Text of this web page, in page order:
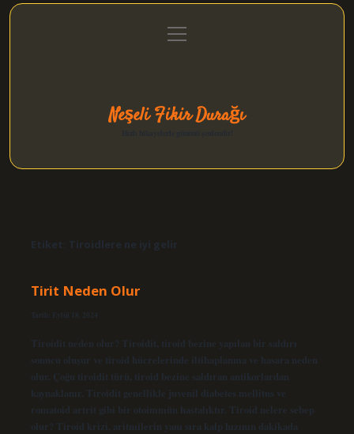
Gizlilik Politikası
menüyü
aç
Neşeli Fikir Durağı
Etiket: Tiroidlere ne iyi gelir
Tirit Neden Olur
Tarih: Eylül 18, 2024
Tiroidit neden olur? Tiroidit, tiroid bezine yapılan bir saldırı
sonucu oluşur ve tiroid hücrelerinde iltihaplanma ve hasara neden
olur. Çoğu tiroidit türü, tiroid bezine saldıran antikorlardan
kaynaklanır. Tiroidit genellikle juvenil diabetes mellitus ve
romatoid artrit gibi bir otoimmün hastalıktır. Tiroid nelere sebep
olur? Tiroid krizi, aritmilerin yanı sıra kalp hızının dakikada